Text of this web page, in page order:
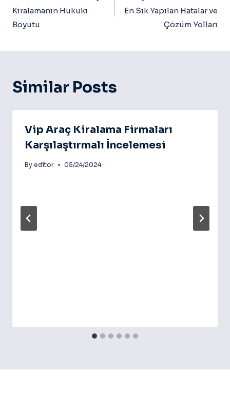
Kiralamanın Hukuki
Boyutu
En Sık Yapılan Hatalar ve
Çözüm Yolları
Similar Posts
Vip Araç Kiralama Firmaları
Karşılaştırmalı İncelemesi
By editor 05/24/2024